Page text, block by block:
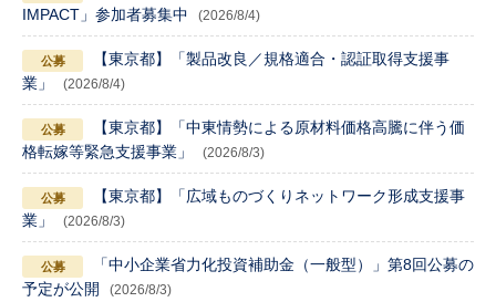
IMPACT」参加者募集中
(2026/8/4)
【東京都】「製品改良／規格適合・認証取得支援事
業」
(2026/8/4)
【東京都】「中東情勢による原材料価格高騰に伴う価
格転嫁等緊急支援事業」
(2026/8/3)
【東京都】「広域ものづくりネットワーク形成支援事
業」
(2026/8/3)
「中小企業省力化投資補助金（一般型）」第8回公募の
予定が公開
(2026/8/3)